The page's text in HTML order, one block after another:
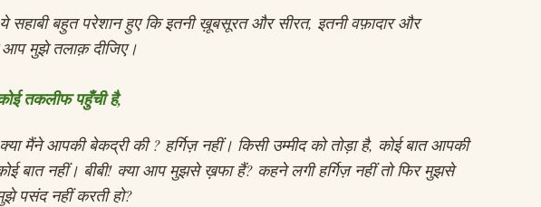
सहाबी बहुत परेशान हुए कि इतनी ख़ूबसूरत और सीरत, इतनी वफ़ादार और
आप मुझे तलाक़ दीजिए।
तकलीफ पहुँची है,
मैंने आपकी बेकद्री की ? हर्गिज़ नहीं। किसी उम्मीद को तोड़ा है, कोई बात आपकी
कोई बात नहीं। बीबी! क्या आप मुझसे ख़फा हैं? कहने लगी हर्गिज़ नहीं तो फिर मुझसे
पसंद नहीं करती हो?